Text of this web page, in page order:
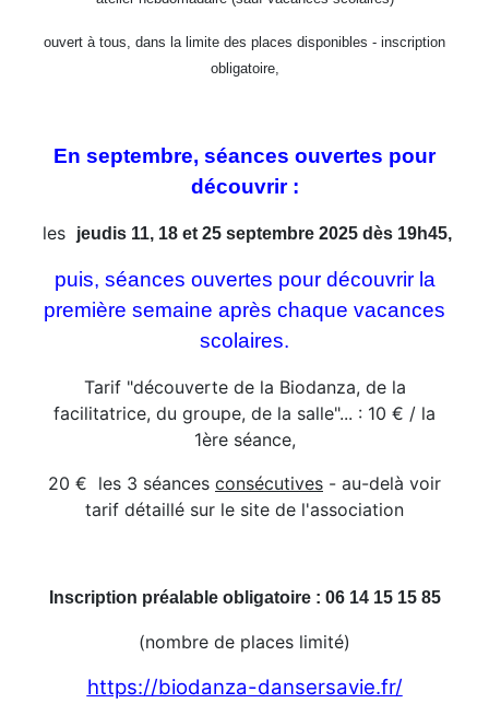
ouvert à tous, dans la limite des places disponibles - inscription
obligatoire,
En septembre, séances ouvertes pour
découvrir :
les jeudis 11, 18 et 25 septembre 2025 dès 19h45,
puis, séances ouvertes pour découvrir la
première semaine après chaque vacances
scolaires.
Tarif "découverte de la Biodanza, de la
facilitatrice, du groupe, de la salle"... : 10 € / la
1ère séance,
20 € les 3 séances consécutives - au-delà voir
tarif détaillé sur le site de l'association
Inscription préalable obligatoire : 06 14 15 15 85
(nombre de places limité)
https://biodanza-dansersavie.fr/